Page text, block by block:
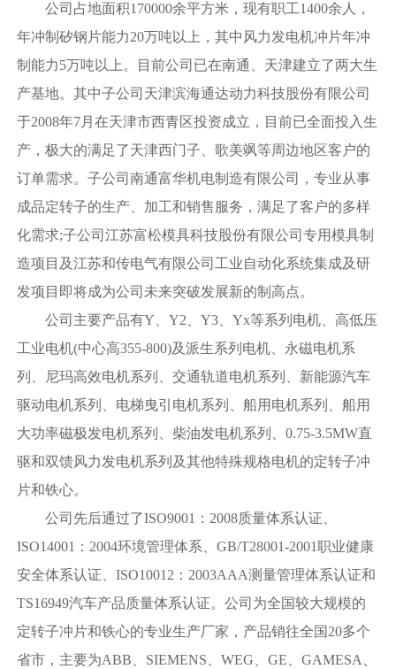
达
产
品
新
闻
招
贤
纳
士
公
司
绍
雷
网
火
中
国
）
公司占地面积170000余平方米，现有职工1400余人，
年冲制矽钢片能力20万吨以上，其中风力发电机冲片年冲
制能力5万吨以上。目前公司已在南通、天津建立了两大生
产基地。其中子公司天津滨海通达动力科技股份有限公司
于2008年7月在天津市西青区投资成立，目前已全面投入生
产，极大的满足了天津西门子、歌美飒等周边地区客户的
订单需求。子公司南通富华机电制造有限公司，专业从事
成品定转子的生产、加工和销售服务，满足了客户的多样
化需求;子公司江苏富松模具科技股份有限公司专用模具制
造项目及江苏和传电气有限公司工业自动化系统集成及研
发项目即将成为公司未来突破发展新的制高点。
公司主要产品有Y、Y2、Y3、Yx等系列电机、高低压
工业电机(中心高355-800)及派生系列电机、永磁电机系
列、尼玛高效电机系列、交通轨道电机系列、新能源汽车
驱动电机系列、电梯曳引电机系列、船用电机系列、船用
大功率磁极发电机系列、柴油发电机系列、0.75-3.5MW直
驱和双馈风力发电机系列及其他特殊规格电机的定转子冲
片和铁心。
公司先后通过了ISO9001：2008质量体系认证、
ISO14001：2004环境管理体系、GB/T28001-2001职业健康
安全体系认证、ISO10012：2003AAA测量管理体系认证和
TS16949汽车产品质量体系认证。公司为全国较大规模的
定转子冲片和铁心的专业生产厂家，产品销往全国20多个
省市，主要为ABB、SIEMENS、WEG、GE、GAMESA、